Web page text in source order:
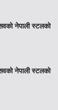
नेपाली स्टलको
नेपाली स्टलको